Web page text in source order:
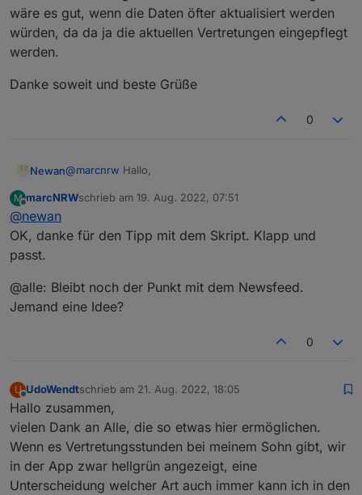
wäre es gut, wenn die Daten öfter aktualisiert werden
würden, da da ja die aktuellen Vertretungen eingepflegt
werden.
Danke soweit und beste Grüße
0
Newan@marcnrw Hallo,
ja die Objekte werden gelöscht, da nicht immer an allen
eine Auslesescript lösen der versucht alle Objekte am
M marcNRWschrieb am 19. Aug. 2022, 07:51
zuletzt editiert von
@newan
OK, danke für den Tipp mit dem Skript. Klapp und
passt.
@alle: Bleibt noch der Punkt mit dem Newsfeed.
Jemand eine Idee?
0
U
Offline
UdoWendtschrieb am 21. Aug. 2022, 18:05
zuletzt editiert von
Hallo zusammen,
vielen Dank an Alle, die so etwas hier ermöglichen.
Wenn es Vertretungsstunden bei meinem Sohn gibt, wir
in der App zwar hellgrün angezeigt, eine
Unterscheidung welcher Art auch immer kann ich in den